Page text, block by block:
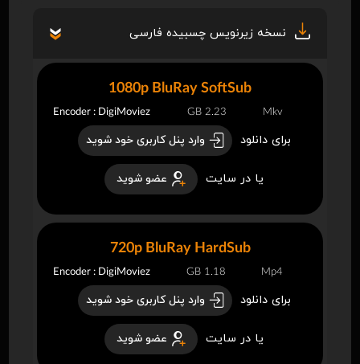
نسخه زیرنویس چسبیده فارسی
برای دانلود وارد پنل کاربری خود شوید
یا در سایت عضو شوید
1080p BluRay SoftSub
Encoder : DigiMoviez 2.23 GB Mkv
برای دانلود وارد پنل کاربری خود شوید
یا در سایت عضو شوید
720p BluRay HardSub
Encoder : DigiMoviez 1.18 GB Mp4